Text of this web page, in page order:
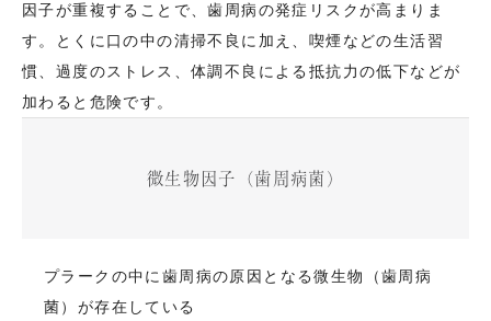
因子が重複することで、歯周病の発症リスクが高まりま
す。とくに口の中の清掃不良に加え、喫煙などの生活習
慣、過度のストレス、体調不良による抵抗力の低下などが
加わると危険です。
微生物因子（歯周病菌）
プラークの中に歯周病の原因となる微生物（歯周病
菌）が存在している